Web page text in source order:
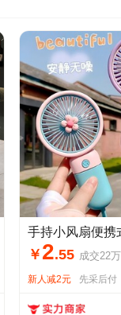
￥ 2.55 成交22
新人减2元 先采后付